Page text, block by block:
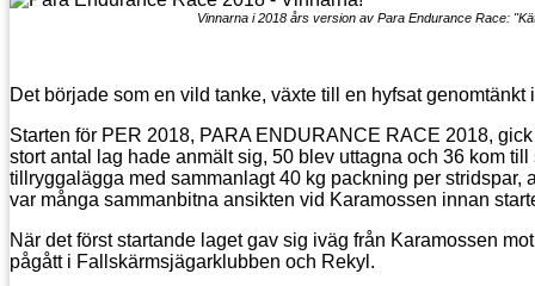
Vinnarna i 2018 års version av Para Endurance Race:
Det började som en vild tanke, växte till en hyfsat
Starten för PER 2018, PARA ENDURANCE RACE 2018,
stort antal lag hade anmält sig, 50 blev uttagna och 36 kom
tillryggalägga med sammanlagt 40 kg packning per
var många sammanbitna ansikten vid Karamossen innan
När det först startande laget gav sig iväg från Karamossen
pågått i Fallskärmsjägarklubben och Rekyl.